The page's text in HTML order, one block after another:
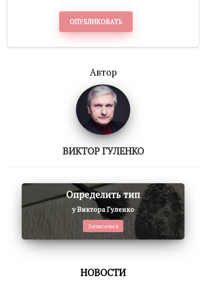
ОПУБЛИКОВАТЬ
Автор
ВИКТОР ГУЛЕНКО
Определить тип
у Виктора Гуленко
Записаться
НОВОСТИ